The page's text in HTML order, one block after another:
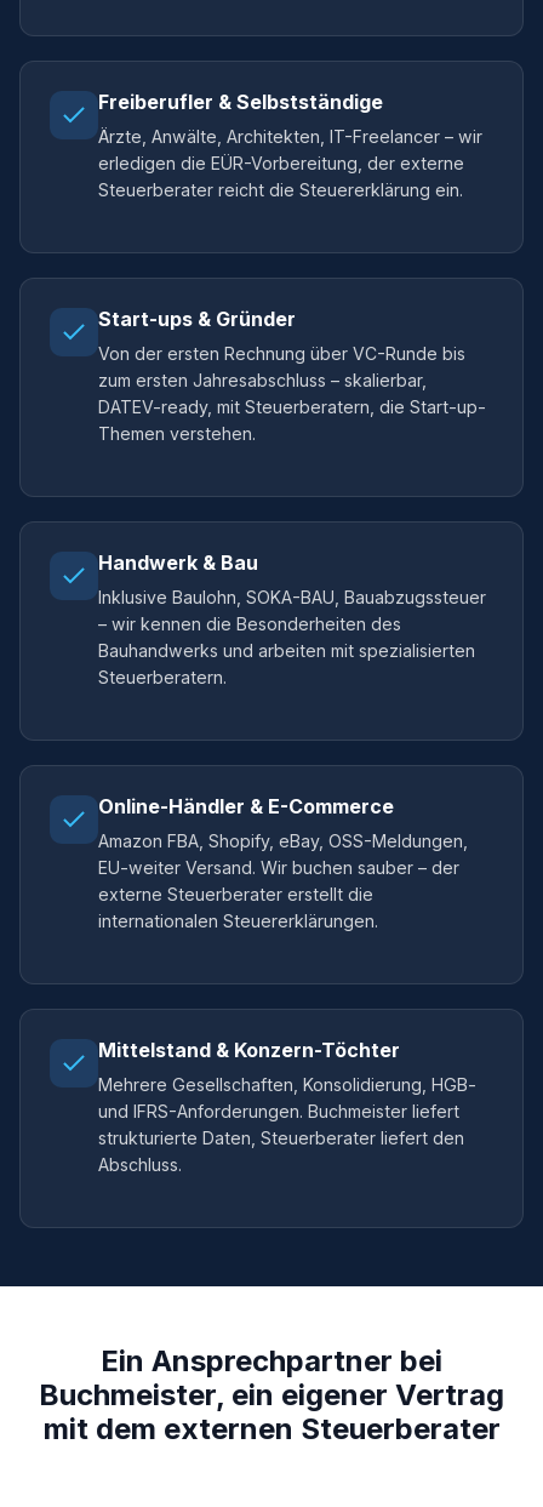
Freiberufler & Selbstständige
Ärzte, Anwälte, Architekten, IT-Freelancer – wir
erledigen die EÜR-Vorbereitung, der externe
Steuerberater reicht die Steuererklärung ein.
Start-ups & Gründer
Von der ersten Rechnung über VC-Runde bis
zum ersten Jahresabschluss – skalierbar,
DATEV-ready, mit Steuerberatern, die Start-up-
Themen verstehen.
Handwerk & Bau
Inklusive Baulohn, SOKA-BAU, Bauabzugssteuer
– wir kennen die Besonderheiten des
Bauhandwerks und arbeiten mit spezialisierten
Steuerberatern.
Online-Händler & E-Commerce
Amazon FBA, Shopify, eBay, OSS-Meldungen,
EU-weiter Versand. Wir buchen sauber – der
externe Steuerberater erstellt die
internationalen Steuererklärungen.
Mittelstand & Konzern-Töchter
Mehrere Gesellschaften, Konsolidierung, HGB-
und IFRS-Anforderungen. Buchmeister liefert
strukturierte Daten, Steuerberater liefert den
Abschluss.
Ein Ansprechpartner bei
Buchmeister, ein eigener Vertrag
mit dem externen Steuerberater